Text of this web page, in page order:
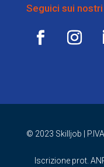
Seguici sui
© 2023 Skilljob |
Iscrizione prot.